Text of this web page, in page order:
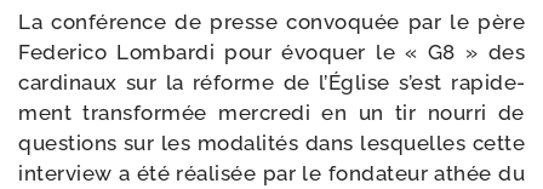
La confé­rence de presse convo­quée par le père
Federico Lombardi pour évo­quer le « G8 » des
car­di­naux sur la réforme de l’Église s’est rapi­de­
ment trans­for­mée mer­cre­di en un tir nour­ri de
ques­tions sur les moda­li­tés dans les­quelles cette
inter­view a été réa­li­sée par le fon­da­teur athée du